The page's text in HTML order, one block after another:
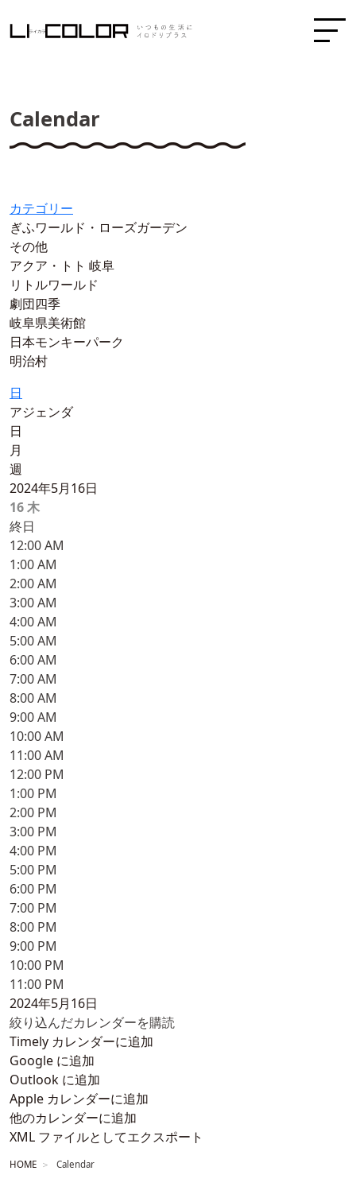
Calendar
カテゴリー
ぎふワールド・ローズガーデン
その他
アクア・トト 岐阜
リトルワールド
劇団四季
岐阜県美術館
日本モンキーパーク
明治村
日
アジェンダ
日
月
週
2024年5月16日
16木
終日
12:00 AM
1:00 AM
2:00 AM
3:00 AM
4:00 AM
5:00 AM
6:00 AM
7:00 AM
8:00 AM
9:00 AM
10:00 AM
11:00 AM
12:00 PM
1:00 PM
2:00 PM
3:00 PM
4:00 PM
5:00 PM
6:00 PM
7:00 PM
8:00 PM
9:00 PM
10:00 PM
11:00 PM
2024年5月16日
絞り込んだカレンダーを購読
Timely カレンダーに追加
Google に追加
Outlook に追加
Apple カレンダーに追加
他のカレンダーに追加
XML ファイルとしてエクスポート
HOME Calendar